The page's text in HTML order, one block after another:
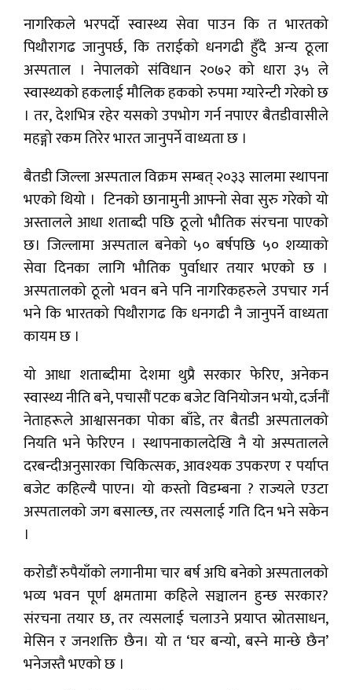
नागरिकले भरपर्दो स्वास्थ्य सेवा पाउन कि त भारतको
पिथौरागढ जानुपर्छ, कि तराईको धनगढी हुँदै अन्य ठूला
अस्पताल । नेपालको संविधान २०७२ को धारा ३५ ले
स्वास्थ्यको हकलाई मौलिक हकको रुपमा ग्यारेन्टी गरेको छ
। तर, देशभित्र रहेर यसको उपभोग गर्न नपाएर बैतडीवासीले
महङ्गो रकम तिरेर भारत जानुपर्ने वाध्यता छ ।
बैतडी जिल्ला अस्पताल विक्रम सम्बत् २०३३ सालमा स्थापना
भएको थियो । टिनको छानामुनी आफ्नो सेवा सुरु गरेको यो
अस्तालले आधा शताब्दी पछि ठूलो भौतिक संरचना पाएको
छ। जिल्लामा अस्पताल बनेको ५० बर्षपछि ५० शय्याको
सेवा दिनका लागि भौतिक पुर्वाधार तयार भएको छ ।
अस्पतालको ठूलो भवन बने पनि नागरिकहरुले उपचार गर्न
भने कि भारतको पिथौरागढ कि धनगढी नै जानुपर्ने वाध्यता
कायम छ ।
यो आधा शताब्दीमा देशमा थुप्रै सरकार फेरिए, अनेकन
स्वास्थ्य नीति बने, पचासौं पटक बजेट विनियोजन भयो, दर्जनौं
नेताहरूले आश्वासनका पोका बाँडे, तर बैतडी अस्पतालको
नियति भने फेरिएन । स्थापनाकालदेखि नै यो अस्पतालले
दरबन्दीअनुसारका चिकित्सक, आवश्यक उपकरण र पर्याप्त
बजेट कहिल्यै पाएन। यो कस्तो विडम्बना ? राज्यले एउटा
अस्पतालको जग बसाल्छ, तर त्यसलाई गति दिन भने सकेन
।
करोडौं रुपैयाँको लगानीमा चार बर्ष अघि बनेको अस्पतालको
भव्य भवन पूर्ण क्षमतामा कहिले सञ्चालन हुन्छ सरकार?
संरचना तयार छ, तर त्यसलाई चलाउने प्रयाप्त स्रोतसाधन,
मेसिन र जनशक्ति छैन। यो त ‘घर बन्यो, बस्ने मान्छे छैन’
भनेजस्तै भएको छ ।